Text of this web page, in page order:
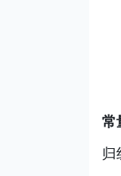
常
归